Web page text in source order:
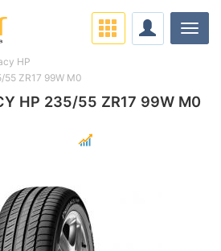
HP 235/55 ZR17 99W M0
HP
ZR17 99W M0